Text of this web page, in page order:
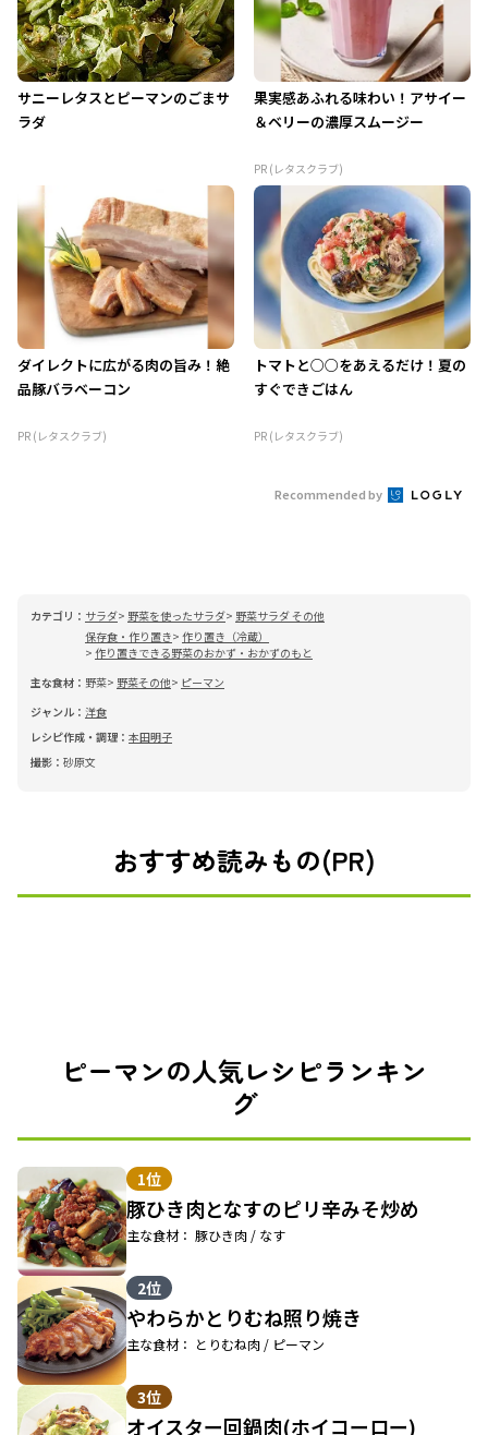
サニーレタスとピーマンのごまサ
ラダ
果実感あふれる味わい！アサイー
＆ベリーの濃厚スムージー
PR (レタスクラブ)
ダイレクトに広がる肉の旨み！絶
品豚バラベーコン
PR (レタスクラブ)
トマトと○○をあえるだけ！夏の
すぐできごはん
PR (レタスクラブ)
Recommended by
カテゴリ： サラダ 野菜を使ったサラダ
野菜サラダ その他
保存食・作り置き
作り置き（冷蔵）
作り置きできる野菜のおかず・おかずのもと
主な食材： 野菜 野菜その他
ピーマン
ジャンル： 洋食
レシピ作成・調理： 本田明子
撮影： 砂原文
おすすめ読みもの(PR)
ピーマンの人気レシピランキン
グ
1位
豚ひき肉となすのピリ辛みそ炒め
主な食材： 豚ひき肉 / なす
2位
やわらかとりむね照り焼き
主な食材： とりむね肉 / ピーマン
3位
オイスター回鍋肉(ホイコーロー)